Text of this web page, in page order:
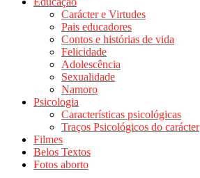
Carácter e Virtudes
Pais educadores
Contos e histórias de vida
Felicidade
Adolescência
Sexualidade
Namoro
Psicologia
Características psicológicas
Traços Psicológicos do carácter
Filmes
Belos Textos
Fotos aborto